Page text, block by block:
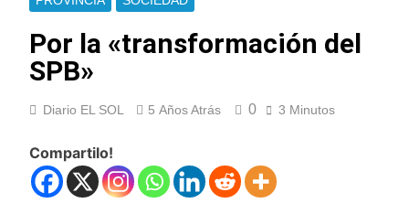
vehículos durante un
operativo de tránsito
10 Horas Atrás
llegó para reunirse
10 Horas Atrás
1 con Almagro
10 Horas Atrás
Las ventas
Por la «transformación del
SPB»
Diario EL SOL 5 Años Atrás 0 3 Minutos
Compartilo!